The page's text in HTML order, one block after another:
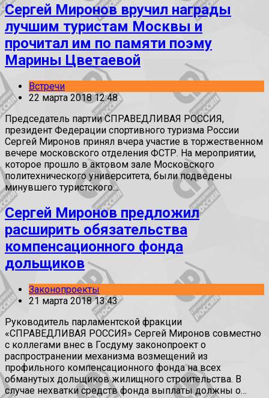
Сергей Миронов вручил награды
лучшим туристам Москвы и
прочитал им по памяти поэму
Марины Цветаевой
Встречи
22 марта 2018 12:48
Председатель партии СПРАВЕДЛИВАЯ РОССИЯ,
президент Федерации спортивного туризма России
Сергей Миронов принял вчера участие в торжественном
вечере московского отделения ФСТР. На мероприятии,
которое прошло в актовом зале Московского
политехнического университета, были подведены
минувшего туристского…
Сергей Миронов предложил
расширить обязательства
компенсационного фонда
дольщиков
Законопроекты
21 марта 2018 13:43
Руководитель парламентской фракции
«СПРАВЕДЛИВАЯ РОССИЯ» Сергей Миронов совместно
с коллегами внес в Госдуму законопроект о
распространении механизма возмещений из
профильного компенсационного фонда на всех
обманутых дольщиков жилищного строительства. В
случае нехватки средств фонда выплаты должны о…